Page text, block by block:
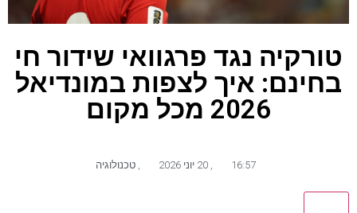
טורקיה נגד פרגוואי שידור חי
בחינם: איך לצפות במונדיאל
2026 מכל מקום
16:57 20 יוני 2026 טכנולוגיה